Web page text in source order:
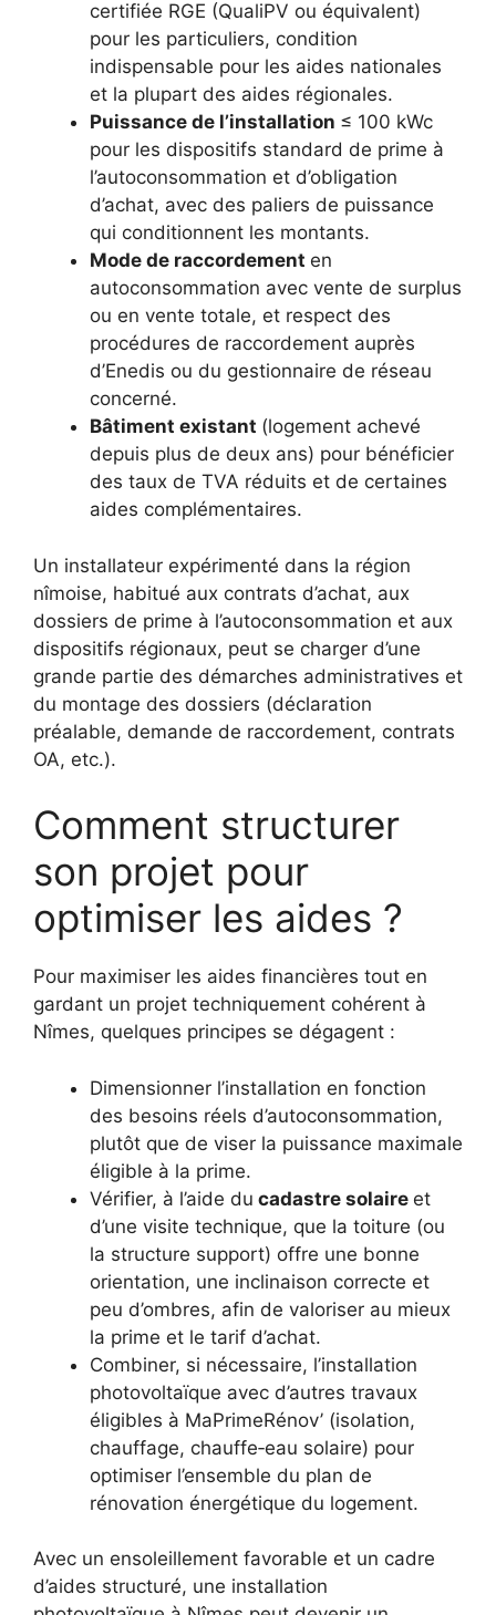
certifiée RGE (QualiPV ou équivalent)
pour les particuliers, condition
indispensable pour les aides nationales
et la plupart des aides régionales.​
Puissance de l’installation ≤ 100 kWc
pour les dispositifs standard de prime à
l’autoconsommation et d’obligation
d’achat, avec des paliers de puissance
qui conditionnent les montants.​
Mode de raccordement en
autoconsommation avec vente de surplus
ou en vente totale, et respect des
procédures de raccordement auprès
d’Enedis ou du gestionnaire de réseau
concerné.​
Bâtiment existant (logement achevé
depuis plus de deux ans) pour bénéficier
des taux de TVA réduits et de certaines
aides complémentaires.​
Un installateur expérimenté dans la région
nîmoise, habitué aux contrats d’achat, aux
dossiers de prime à l’autoconsommation et aux
dispositifs régionaux, peut se charger d’une
grande partie des démarches administratives et
du montage des dossiers (déclaration
préalable, demande de raccordement, contrats
OA, etc.).​
Comment structurer
son projet pour
optimiser les aides ?
Pour maximiser les aides financières tout en
gardant un projet techniquement cohérent à
Nîmes, quelques principes se dégagent :
Dimensionner l’installation en fonction
des besoins réels d’autoconsommation,
plutôt que de viser la puissance maximale
éligible à la prime.​
Vérifier, à l’aide du cadastre solaire et
d’une visite technique, que la toiture (ou
la structure support) offre une bonne
orientation, une inclinaison correcte et
peu d’ombres, afin de valoriser au mieux
la prime et le tarif d’achat.​
Combiner, si nécessaire, l’installation
photovoltaïque avec d’autres travaux
éligibles à MaPrimeRénov’ (isolation,
chauffage, chauffe‑eau solaire) pour
optimiser l’ensemble du plan de
rénovation énergétique du logement.​
Avec un ensoleillement favorable et un cadre
d’aides structuré, une installation